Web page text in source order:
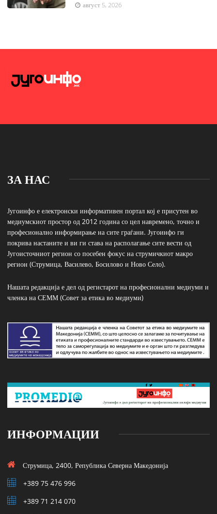
август 5, 2026
ЗА НАС
Југоинфо е електронски информативен портал кој е присутен во
медиумскиот простор од 2012 година со цел навремено, точно и
професионално информирање на сите граѓани. Југоинфо ги
покрива настаните и ви ги става на располагање сите вести од
Југоисточниот регион со посебен фокус на струмичкиот макро
регион (Струмица, Василево, Босилово и Ново Село).
Нашата редакција е дел од регистарот на професионални медиуми и
членка на СЕММ (Совет за етика во медиуми)
ИНФОРМАЦИИ
Струмица, 2400, Република Северна Македонија
+389 75 476 996
+389 71 214 070